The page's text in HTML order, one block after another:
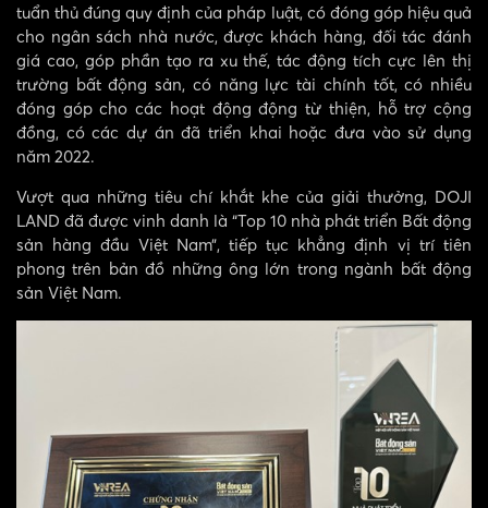
tuẩn thủ đúng quy định của pháp luật, có đóng góp hiệu quả
cho ngân sách nhà nước, được khách hàng, đối tác đánh
giá cao, góp phần tạo ra xu thế, tác động tích cực lên thị
trường bất động sản, có năng lực tài chính tốt, có nhiều
đóng góp cho các hoạt động động từ thiện, hỗ trợ cộng
đồng, có các dự án đã triển khai hoặc đưa vào sử dụng
năm 2022.
Vượt qua những tiêu chí khắt khe của giải thưởng, DOJI
LAND đã được vinh danh là “Top 10 nhà phát triển Bất động
sản hàng đầu Việt Nam”, tiếp tục khẳng định vị trí tiên
phong trên bản đồ những ông lớn trong ngành bất động
sản Việt Nam.